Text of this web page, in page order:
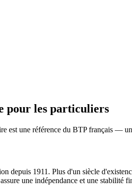
pour les particuliers
est une référence du BTP français —
depuis 1911. Plus d'un siècle
une indépendance et une stabilité